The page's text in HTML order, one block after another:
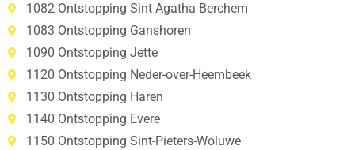
1082 Ontstopping Sint Agatha Berchem
1083 Ontstopping Ganshoren
1090 Ontstopping Jette
1120 Ontstopping Neder-over-Heembeek
1130 Ontstopping Haren
1140 Ontstopping Evere
1150 Ontstopping Sint-Pieters-Woluwe